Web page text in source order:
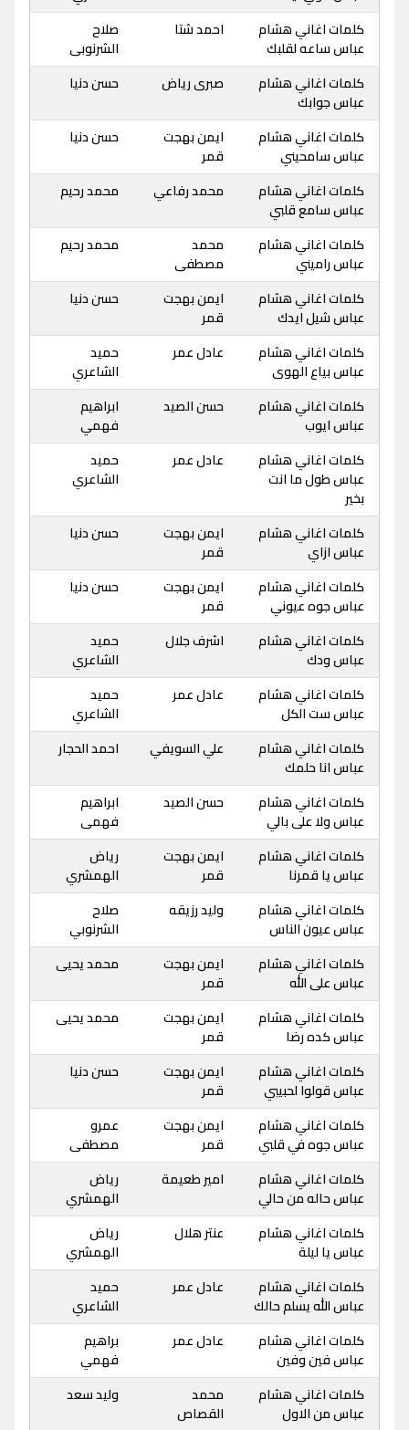
كلمات اغاني هشام
عباس ساعه لقلبك
احمد شتا
صلاح
الشرنوبى
كلمات اغاني هشام
عباس جوابك
صبرى رياض حسن دنيا
كلمات اغاني هشام
عباس سامحيني
ايمن بهجت
قمر
حسن دنيا
كلمات اغاني هشام
عباس سامع قلبي
محمد رفاعي محمد رحيم
كلمات اغاني هشام
عباس راميني
محمد
مصطفى
محمد رحيم
كلمات اغاني هشام
عباس شيل ايدك
ايمن بهجت
قمر
حسن دنيا
كلمات اغاني هشام
عباس بياع الهوى
عادل عمر
حميد
الشاعري
كلمات اغاني هشام
عباس ايوب
حسن الصيد
ابراهيم
فهمي
كلمات اغاني هشام
عباس طول ما انت
بخير
عادل عمر
حميد
الشاعري
كلمات اغاني هشام
عباس ازاي
ايمن بهجت
قمر
حسن دنيا
كلمات اغاني هشام
عباس جوه عيوني
ايمن بهجت
قمر
حسن دنيا
كلمات اغاني هشام
عباس ودك
اشرف جلال
حميد
الشاعري
كلمات اغاني هشام
عباس ست الكل
عادل عمر
حميد
الشاعري
كلمات اغاني هشام
عباس انا حلمك
علي السويفي احمد الحجار
كلمات اغاني هشام
عباس ولا على بالي
حسن الصيد
ابراهيم
فهمى
كلمات اغاني هشام
عباس يا قمرنا
ايمن بهجت
قمر
رياض
الهمشري
كلمات اغاني هشام
عباس عيون الناس
وليد رزيقه
صلاح
الشرنوبي
كلمات اغاني هشام
عباس على الله
ايمن بهجت
قمر
محمد يحيى
كلمات اغاني هشام
عباس كده رضا
ايمن بهجت
قمر
محمد يحيى
كلمات اغاني هشام
عباس قولوا لحبيبي
ايمن بهجت
قمر
حسن دنيا
كلمات اغاني هشام
عباس جوه في قلبي
ايمن بهجت
قمر
عمرو
مصطفى
كلمات اغاني هشام
عباس حاله من حالي
امير طعيمة
رياض
الهمشري
كلمات اغاني هشام
عباس يا ليلة
عنتر هلال
رياض
الهمشري
كلمات اغاني هشام
عباس الله يسلم حالك
عادل عمر
حميد
الشاعري
كلمات اغاني هشام
عباس فين وفين
عادل عمر
براهيم
فهمي
كلمات اغاني هشام
عباس من الاول
محمد
القصاص
وليد سعد